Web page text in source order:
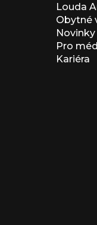
Louda
Obytné
Novinky
Pro
Kariéra